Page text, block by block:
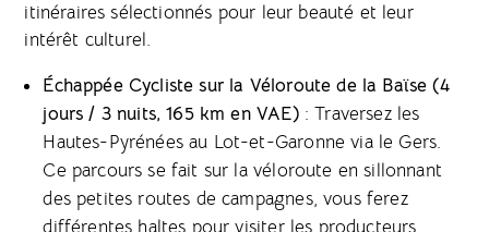
itinéraires sélectionnés pour leur beauté et leur
intérêt culturel.
Échappée Cycliste sur la Véloroute de la Baïse (4
jours / 3 nuits, 165 km en VAE): Traversez les
Hautes-Pyrénées au Lot-et-Garonne via le Gers.
Ce parcours se fait sur la véloroute en sillonnant
des petites routes de campagnes, vous ferez
différentes haltes pour visiter les producteurs